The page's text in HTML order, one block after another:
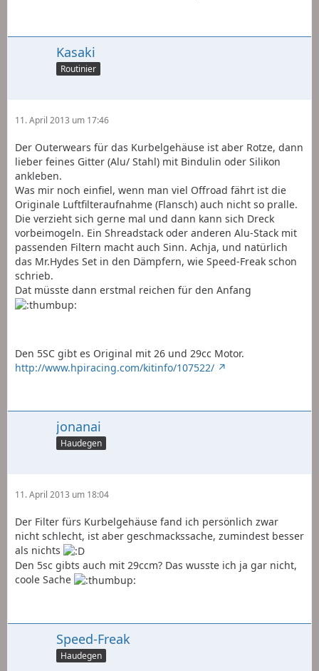
Kasaki
Routinier
11. April 2013 um 17:46
Der Outerwears für das Kurbelgehäuse ist aber Rotze, dann
lieber feines Gitter (Alu/ Stahl) mit Bindulin oder Silikon
ankleben.
Was mir noch einfiel, wenn man viel Offroad fährt ist die
Originale Luftfilteraufnahme (Flansch) auch nicht so pralle.
Die verzieht sich gerne mal und dann kann sich Dreck
vorbeimogeln. Ein Shreadstack oder anderen Alu-Stack mit
passenden Filtern macht auch Sinn. Achja, und natürlich
das Mr.Hydes Set in den Dämpfern, wie Speed-Freak schon
schrieb.
Dat müsste dann erstmal reichen für den Anfang
Den 5SC gibt es Original mit 26 und 29cc Motor.
http://www.hpiracing.com/kitinfo/107522/
jonanai
Haudegen
11. April 2013 um 18:04
Der Filter fürs Kurbelgehäuse fand ich persönlich zwar
nicht schlecht, ist aber geschmackssache, zumindest besser
als nichts
Den 5sc gibts auch mit 29ccm? Das wusste ich ja gar nicht,
coole Sache
Speed-Freak
Haudegen